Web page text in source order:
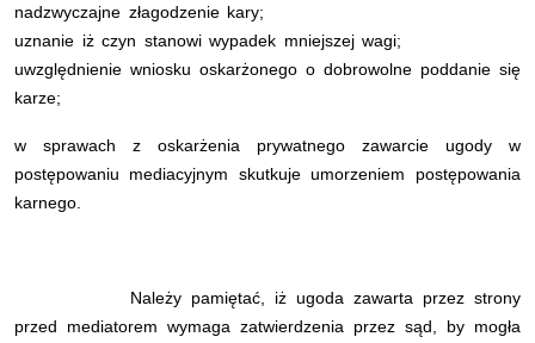
nadzwyczajne złagodzenie kary;
uznanie iż czyn stanowi wypadek mniejszej wagi;
uwzględnienie wniosku oskarżonego o dobrowolne poddanie się
karze;
w sprawach z oskarżenia prywatnego zawarcie ugody w
postępowaniu mediacyjnym skutkuje umorzeniem postępowania
karnego.
Należy pamiętać, iż ugoda zawarta przez strony
przed mediatorem wymaga zatwierdzenia przez sąd, by mogła